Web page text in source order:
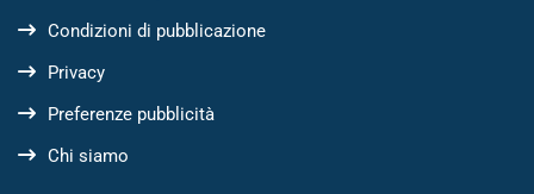
Condizioni di pubblicazione
Privacy
Preferenze pubblicità
Chi siamo